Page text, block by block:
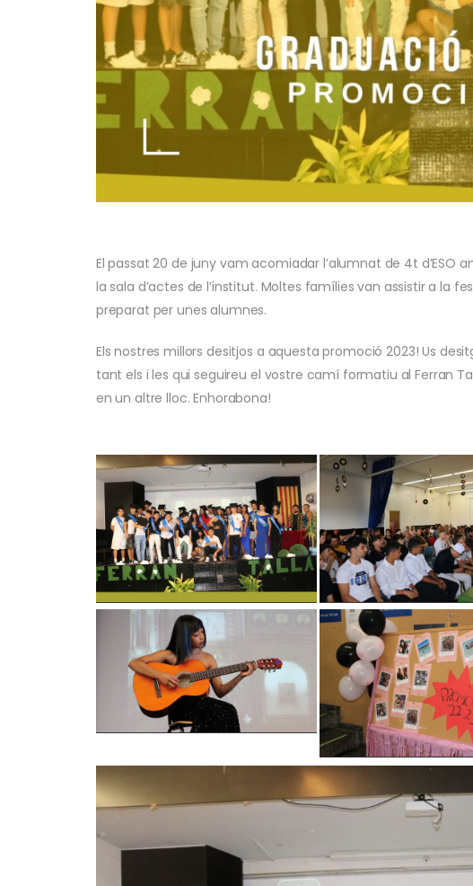
El passat 20 de juny vam acomiadar l’alumnat de 4t
la sala d’actes de l’institut. Moltes famílies van assistir a la
preparat per unes alumnes.
Els nostres millors desitjos a aquesta promoció 2023! Us
tant els i les qui seguireu el vostre camí formatiu al Ferran
en un altre lloc. Enhorabona!